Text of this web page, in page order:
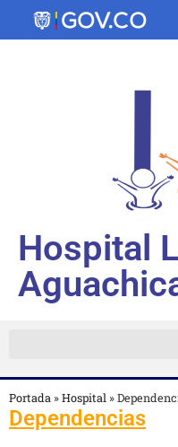
Hospital
Portada »Hospital »
Dependencias